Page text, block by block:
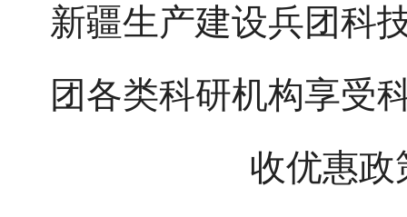
新疆生产建设兵团科
团各类科研机构享受
收优惠政